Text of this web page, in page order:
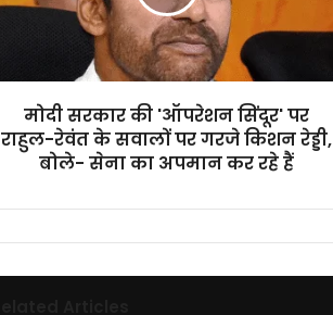
मोदी सरकार की 'ऑपरेशन सिंदूर' पर
राहुल-रेवंत के सवालों पर गरजे किशन रेड्डी,
बोले- सेना का अपमान कर रहे हैं